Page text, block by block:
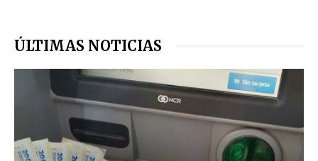
ÚLTIMAS NOTICIAS